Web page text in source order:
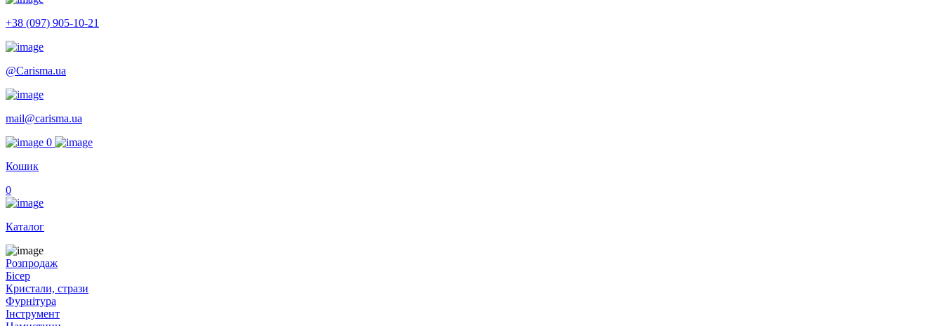
+38 (097) 905-10-21
@Carisma.ua
mail@carisma.ua
0
Кошик
0
Каталог
Розпродаж
Бісер
Кристали, стрази
Фурнітура
Інструмент